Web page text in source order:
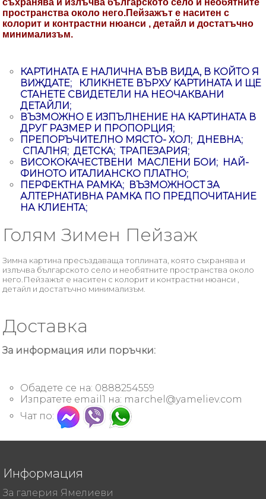
съхранява и излъчва българското село и необятните
пространства около него.Пейзажът е наситен с
колорит и контрастни нюанси , детайл и достатъчно
минимализъм.
КАРТИНАТА Е НАЛИЧНА ВЪВ ВИДА, В КОЙТО Я
ВИЖДАТЕ; КЛИКНЕТЕ ВЪРХУ КАРТИНАТА И ЩЕ
СТАНЕТЕ СВИДЕТЕЛИ НА НЕОЧАКВАНИ
ДЕТАЙЛИ;
ВЪЗМОЖНО Е ИЗПЪЛНЕНИЕ НА КАРТИНАТА В
ДРУГ РАЗМЕР И ПРОПОРЦИЯ;
ПРЕПОРЪЧИТЕЛНО МЯСТО- ХОЛ; ДНЕВНА;
СПАЛНЯ; ДЕТСКА; ТРАПЕЗАРИЯ;
ВИСОКОКАЧЕСТВЕНИ МАСЛЕНИ БОИ; НАЙ-
ФИНОТО ИТАЛИАНСКО ПЛАТНО;
ПЕРФЕКТНА РАМКА; ВЪЗМОЖНОСТ ЗА
АЛТЕРНАТИВНА РАМКА ПО ПРЕДПОЧИТАНИЕ
НА КЛИЕНТА;
Голям Зимен Пейзаж
Зимна картина пресъздаваща топлината, която съхранява и
излъчва българското село и необятните пространства около
него.Пейзажът е наситен с колорит и контрастни нюанси ,
детайл и достатъчно минимализъм.
Доставка
За информация или поръчки:
Обадете се на: 0888254559
Изпратете email1 на: marchel@yameliev.com
Чат по:
Информация
За галерия Ямелиеви